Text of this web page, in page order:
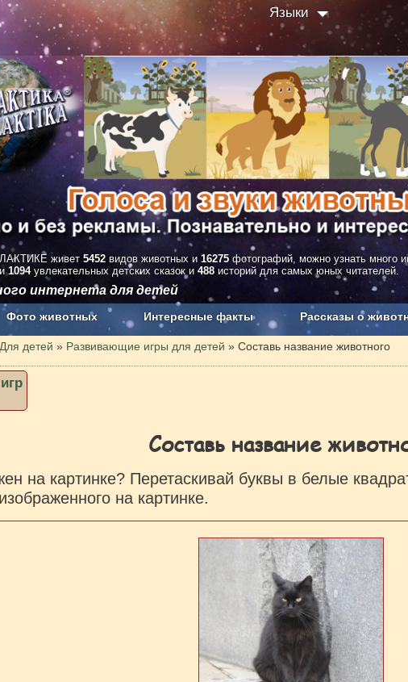
Языки
живет 5452 видов животных и 16275 фотографий, можно узнать много
1094увлекательных детских сказок и 488 историй для самых юных читателей.
интернета для детей
Фото животных Интересные факты Рассказы о
Бесплатно и без рекламы О проекте
Для детей » Развивающие игры для детей » Составь название животного
Составь название
на картинке? Перетаскивай буквы в белые
на картинке.